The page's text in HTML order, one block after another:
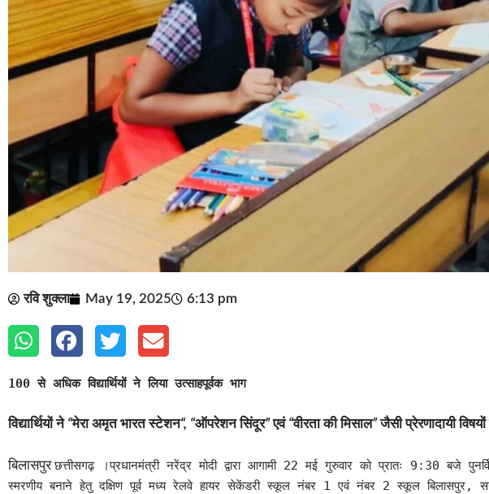
रवि शुक्ला May 19, 2025 6:13 pm
100 से अधिक विद्यार्थियों ने लिया उत्साहपूर्वक भाग
विद्यार्थियों ने“मेरा अमृत भारत स्टेशन“, “ऑपरेशन सिंदूर”एवं“वीरता की मिसाल”जैसी प्रेरणादायी विषयों
बिलासपुरछत्तीसगढ़ ।प्रधानमंत्री नरेंद्र मोदी द्वारा आगामी 22 मई गुरुवार को प्रातः 9:30 बजे
स्मरणीय बनाने हेतु दक्षिण पूर्व मध्य रेलवे हायर सेकेंडरी स्कूल नंबर 1 एवं नंबर 2 स्कूल बिलासपुर,